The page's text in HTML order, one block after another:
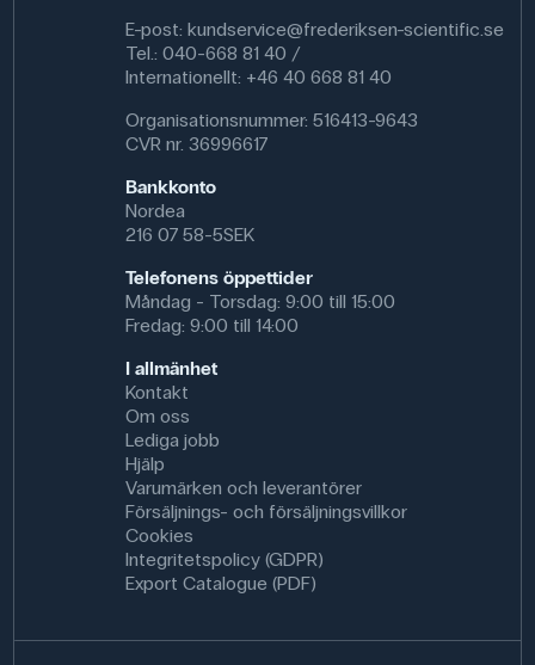
E-post: kundservice@frederiksen-scientific.se
Tel.: 040-668 81 40 /
Internationellt: +46 40 668 81 40
Organisationsnummer: 516413-9643
CVR nr. 36996617
Bankkonto
Nordea
216 07 58-5SEK
Telefonens öppettider
Måndag - Torsdag: 9:00 till 15:00
Fredag: 9:00 till 14:00
I allmänhet
Kontakt
Om oss
Lediga jobb
Hjälp
Varumärken och leverantörer
Försäljnings- och försäljningsvillkor
Cookies
Integritetspolicy (GDPR)
Export Catalogue (PDF)